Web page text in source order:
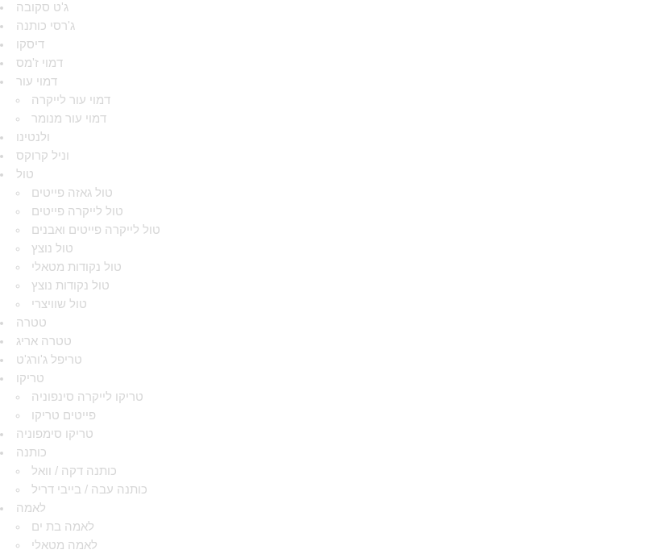
ג'ט סקובה
ג'רסי כותנה
דיסקו
דמוי ז'מס
דמוי עור
דמוי עור לייקרה
דמוי עור מנומר
ולנטינו
וניל קרוקס
טול
טול גאזה פייטים
טול לייקרה פייטים
טול לייקרה פייטים ואבנים
טול נוצץ
טול נקודות מטאלי
טול נקודות נוצץ
טול שוויצרי
טטרה
טטרה אריג
טריפל ג'ורג'ט
טריקו
טריקו לייקרה סינפוניה
פייטים טריקו
טריקו סימפוניה
כותנה
כותנה דקה / וואל
כותנה עבה / בייבי דריל
לאמה
לאמה בת ים
לאמה מטאלי